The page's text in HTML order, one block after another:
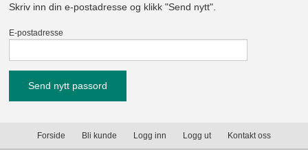
Skriv inn din e-postadresse og klikk "Send nytt".
E-postadresse
Forside Bli kunde Logg inn Logg ut Kontakt oss